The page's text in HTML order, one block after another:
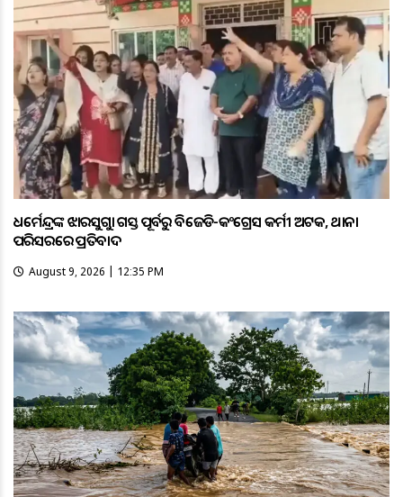
ଧର୍ମେନ୍ଦ୍ରଙ୍କ ଝାରସୁଗୁଡ଼ା ଗସ୍ତ ପୂର୍ବରୁ ବିଜେଡି-କଂଗ୍ରେସ କର୍ମୀ ଅଟକ, ଥାନା
ପରିସରରେ ପ୍ରତିବାଦ
August 9, 2026 | 12:35 PM